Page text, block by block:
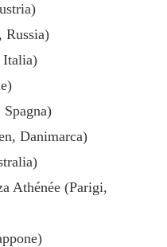
Russia)
Italia)
Danimarca)
Athénée (Parigi,